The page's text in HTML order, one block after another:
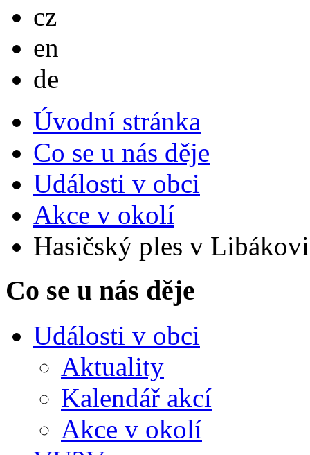
cz
en
de
Úvodní stránka
Co se u nás děje
Události v obci
Akce v okolí
Hasičský ples v
Co se u nás děje
Události v obci
Aktuality
Kalendář akcí
Akce v okolí